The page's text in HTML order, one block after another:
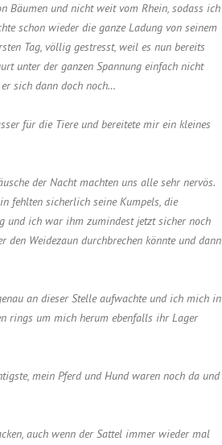
Bäumen und nicht weit vom Rhein, sodass ich
schon wieder die ganze Ladung von seinem
Tag, völlig gestresst, weil es nun bereits
unter der ganzen Spannung einfach nicht
sich dann doch noch…
für die Tiere und bereitete mir ein kleines
der Nacht machten uns alle sehr nervös.
fehlten sicherlich seine Kumpels, die
und ich war ihm zumindest jetzt sicher noch
Weidezaun durchbrechen könnte und dann
an dieser Stelle aufwachte und ich mich in
rings um mich herum ebenfalls ihr Lager
mein Pferd und Hund waren noch da und
auch wenn der Sattel immer wieder mal